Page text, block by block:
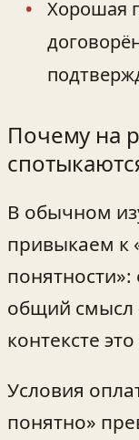
Хорошая
Почему на
В обычном
привыкаем к
понятности»:
общий смысл
контексте
Условия
понятно»